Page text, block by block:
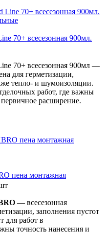
70+ всесезонная 900мл.
70+ всесезонная 900мл —
для герметизации,
тепло- и шумоизоляции.
работ, где важны
расширение.
пена монтажная
— всесезонная
заполнения пустот
для работ в
точность нанесения и